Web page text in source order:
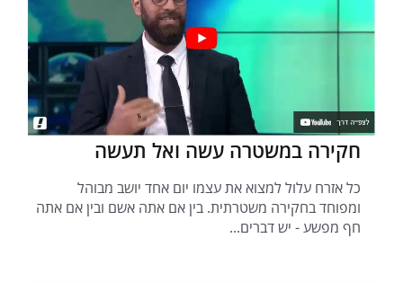
חקירה במשטרה עשה ואל תעשה
כל אזרח עלול למצוא את עצמו יום אחד יושב מבוהל
ומפוחד בחקירה משטרתית. בין אם אתה אשם ובין אם אתה
חף מפשע - יש דברים...